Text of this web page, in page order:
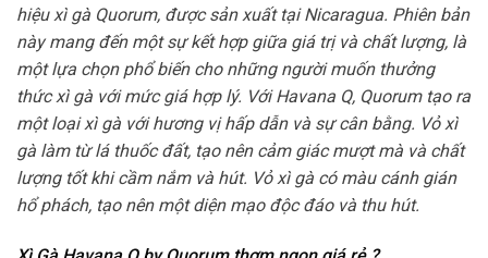
hiệu xì gà Quorum, được sản xuất tại Nicaragua. Phiên bản
này mang đến một sự kết hợp giữa giá trị và chất lượng, là
một lựa chọn phổ biến cho những người muốn thưởng
thức xì gà với mức giá hợp lý. Với Havana Q, Quorum tạo ra
một loại xì gà với hương vị hấp dẫn và sự cân bằng. Vỏ xì
gà làm từ lá thuốc đất, tạo nên cảm giác mượt mà và chất
lượng tốt khi cầm nắm và hút. Vỏ xì gà có màu cánh gián
hổ phách, tạo nên một diện mạo độc đáo và thu hút.